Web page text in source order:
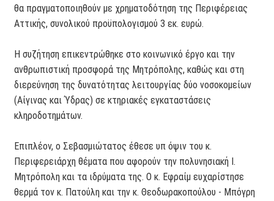
θα πραγματοποιηθούν με χρηματοδότηση της Περιφέρειας
Αττικής, συνολικού προϋπολογισμού 3 εκ. ευρώ.
Η συζήτηση επικεντρώθηκε στο κοινωνικό έργο και την
ανθρωπιστική προσφορά της Μητρόπολης, καθώς και στη
διερεύνηση της δυνατότητας λειτουργίας δύο νοσοκομείων
(Αίγινας και Ύδρας) σε κτηριακές εγκαταστάσεις
κληροδοτημάτων.
Επιπλέον, ο Σεβασμιώτατος έθεσε υπ όψιν του κ.
Περιφερειάρχη θέματα που αφορούν την πολυνησιακή Ι.
Μητρόπολη και τα ιδρύματα της. Ο κ. Εφραίμ ευχαρίστησε
θερμά τον κ. Πατούλη και την κ. Θεοδωρακοπούλου - Μπόγρη